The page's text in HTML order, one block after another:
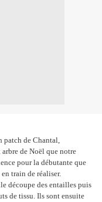
patch de Chantal,
de Noël que notre
pour la débutante que
train de réaliser.
découpe des entailles puis
de tissu. Ils sont ensuite